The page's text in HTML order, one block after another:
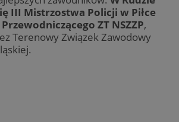
III Mistrzostwa Policji w Piłce
ZT NSZZP,
Terenowy Związek Zawodowy